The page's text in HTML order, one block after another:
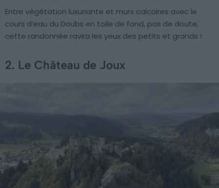
Entre végétation luxuriante et murs calcaires avec le
cours d’eau du Doubs en toile de fond, pas de doute,
cette randonnée ravira les yeux des petits et grands !
2. Le Château de Joux